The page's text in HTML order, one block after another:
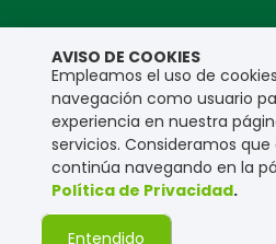
Política de privacidad
AVISO DE COOKIES
Empleamos el uso de
navegación como usuario
experiencia en nuestra
servicios. Consideramos
continúa navegando en la
Política de Privacidad.
Entendido